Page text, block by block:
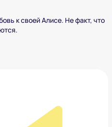
к своей Алисе. Не факт, что